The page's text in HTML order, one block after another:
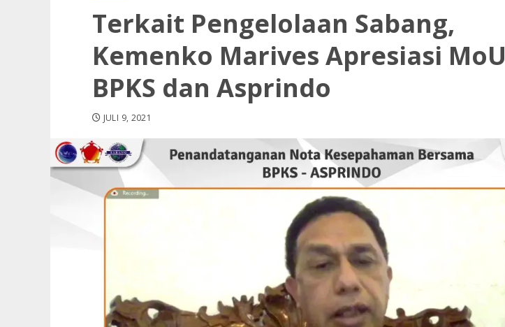
Terkait Pengelolaan Sabang,
Kemenko Marives Apresiasi MoU
BPKS dan Asprindo
JULI 9, 2021